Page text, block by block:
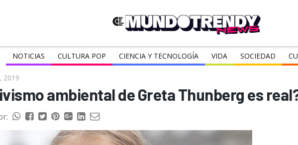
NOTICIAS CULTURA POP CIENCIA Y TECNOLOGÍA VIDA SOCIEDAD
2019
ambiental de Greta Thunberg es